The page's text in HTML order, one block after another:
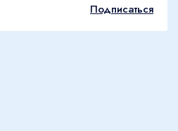
Подписаться